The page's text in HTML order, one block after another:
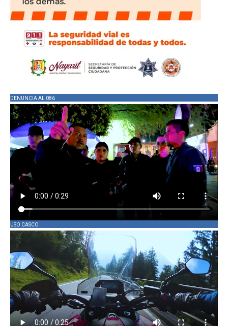
DENUNCIA AL 086
USO CASCO